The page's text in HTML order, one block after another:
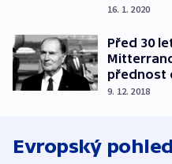
16. 1. 2020
Před 30
přednost
9. 12. 2018
Evropský pohled